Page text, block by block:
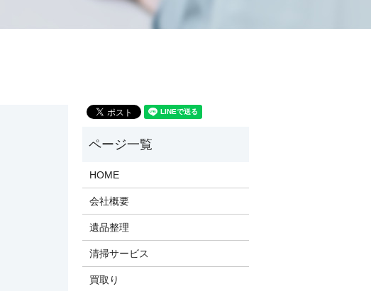
HOME
会社概要
遺品整理
清掃サービス
買取り